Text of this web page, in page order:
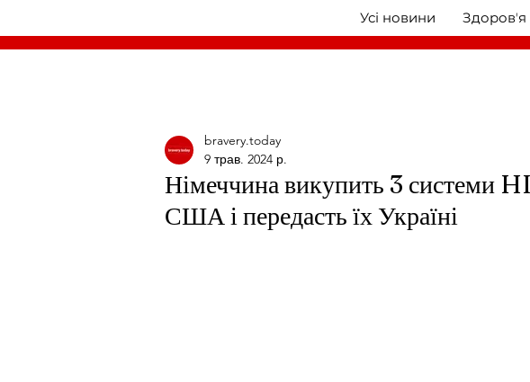
Усі новини Здоровʼя
Німеччина викупить 3 системи
США і передасть їх Україні
bravery.today
9 трав. 2024 р.